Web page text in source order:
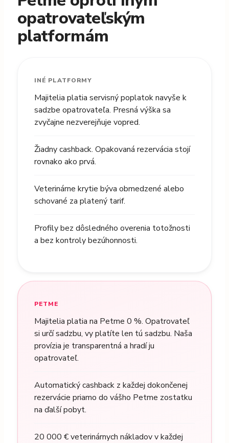
opatrovateľským
platformám
INÉ PLATFORMY
Majitelia platia servisný poplatok navyše k
sadzbe opatrovateľa. Presná výška sa
zvyčajne nezverejňuje vopred.
Žiadny cashback. Opakovaná rezervácia stojí
rovnako ako prvá.
Veterinárne krytie býva obmedzené alebo
schované za platený tarif.
Profily bez dôsledného overenia totožnosti
a bez kontroly bezúhonnosti.
PETME
Majitelia platia na Petme 0 %. Opatrovateľ
si určí sadzbu, vy platíte len tú sadzbu. Naša
provízia je transparentná a hradí ju
opatrovateľ.
Automatický cashback z každej dokončenej
rezervácie priamo do vášho Petme zostatku
na ďalší pobyt.
20 000 € veterinárnych nákladov v každej